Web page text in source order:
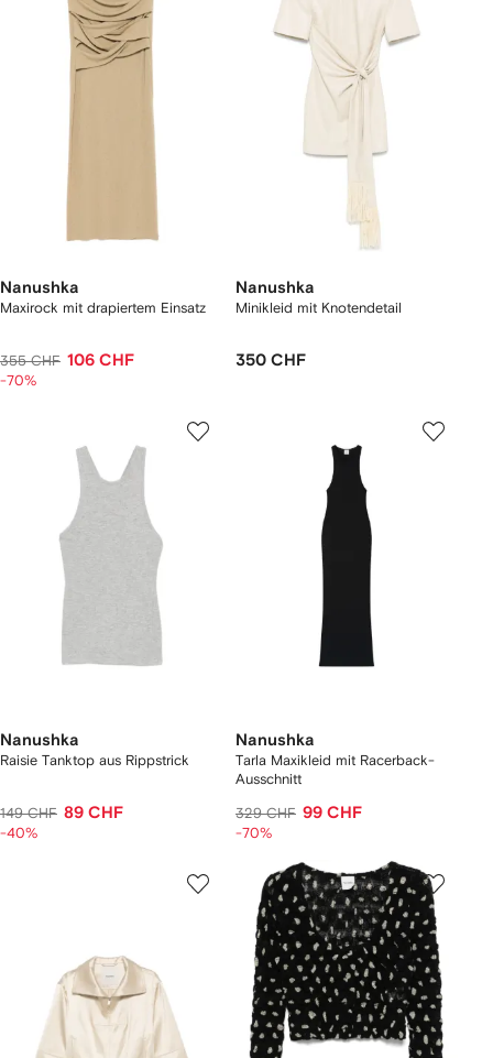
Nanushka
Maxirock mit drapiertem Einsatz
355 CHF 106 CHF
-70%
Nanushka
Minikleid mit Knotendetail
350 CHF
Nanushka
Raisie Tanktop aus Rippstrick
149 CHF 89 CHF
-40%
Nanushka
Tarla Maxikleid mit Racerback-
Ausschnitt
329 CHF 99 CHF
-70%